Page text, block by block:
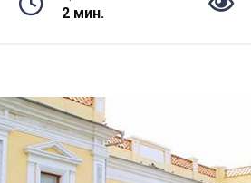
2 мин.